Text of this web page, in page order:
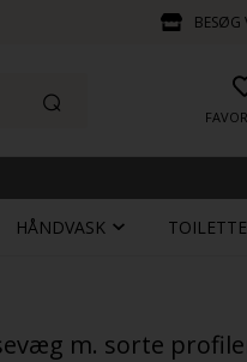
BESØG
HÅNDVASK
m. sorte